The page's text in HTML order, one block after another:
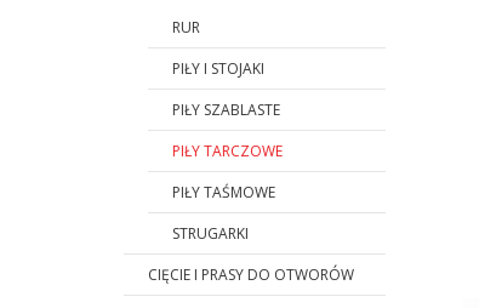
RUR
PIŁY I STOJAKI
PIŁY SZABLASTE
PIŁY TARCZOWE
PIŁY TAŚMOWE
STRUGARKI
CIĘCIE I PRASY DO OTWORÓW